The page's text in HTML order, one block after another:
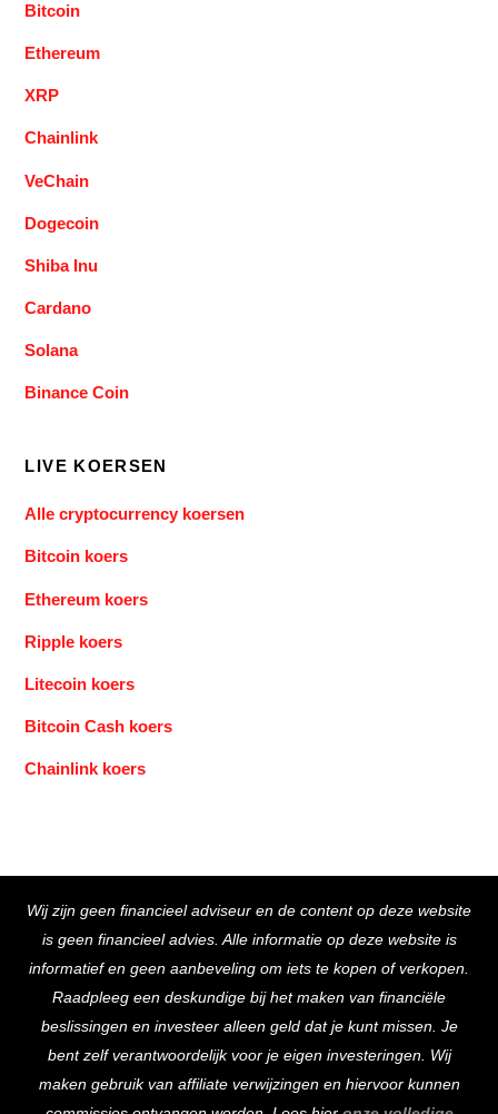
Bitcoin
Ethereum
XRP
Chainlink
VeChain
Dogecoin
Shiba Inu
Cardano
Solana
Binance Coin
LIVE KOERSEN
Alle cryptocurrency koersen
Bitcoin koers
Ethereum koers
Ripple koers
Litecoin koers
Bitcoin Cash koers
Chainlink koers
To
Top
Wij zijn geen financieel adviseur en de content op deze website
is geen financieel advies. Alle informatie op deze website is
informatief en geen aanbeveling om iets te kopen of verkopen.
Raadpleeg een deskundige bij het maken van financiële
beslissingen en investeer alleen geld dat je kunt missen. Je
bent zelf verantwoordelijk voor je eigen investeringen. Wij
maken gebruik van affiliate verwijzingen en hiervoor kunnen